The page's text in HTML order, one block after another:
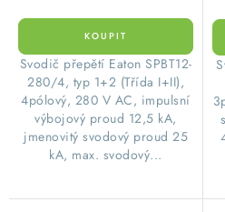
​Svodič přepětí Eaton SPBT12-
280/4, typ 1+2 (Třída I+II),
4pólový, 280 V AC, impulsní
výbojový proud 12,5 kA,
jmenovitý svodový proud 25
kA, max. svodový...